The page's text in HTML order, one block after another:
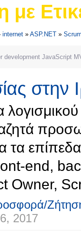
internet » ASP.NET »
development JavaScript
στην
(front-end,
Owner,
2017